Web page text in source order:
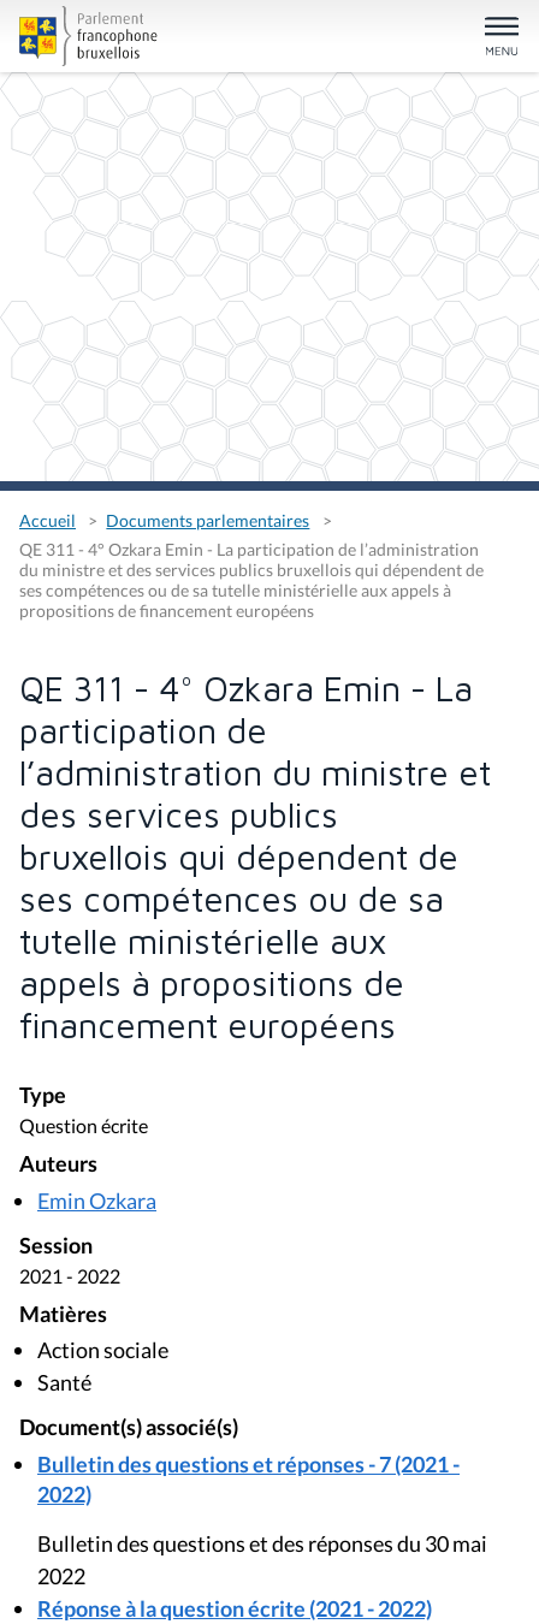
Accueil
Documents parlementaires
QE 311 - 4° Ozkara Emin - La participation de l’administration
du ministre et des services publics bruxellois qui dépendent de
ses compétences ou de sa tutelle ministérielle aux appels à
propositions de financement européens
QE 311 - 4° Ozkara Emin - La
participation de
l’administration du ministre et
des services publics
bruxellois qui dépendent de
ses compétences ou de sa
tutelle ministérielle aux
appels à propositions de
financement européens
Type
Question écrite
Auteurs
Emin Ozkara
Session
2021 - 2022
Matières
Action sociale
Santé
Document(s) associé(s)
Bulletin des questions et réponses - 7 (2021 -
2022)
Bulletin des questions et des réponses du 30 mai
2022
Réponse à la question écrite (2021 - 2022)